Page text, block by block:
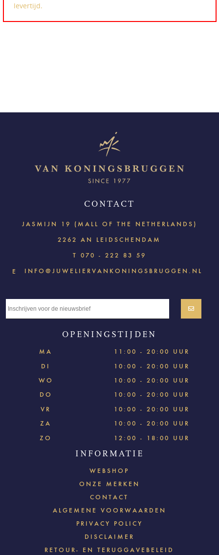
levertijd.
CONTACT
JASMIJN 19 (MALL OF THE NETHERLANDS)
2262 AN LEIDSCHENDAM
T 070 - 222 83 59
E INFO@JUWELIERVANKONINGSBRUGGEN.NL
OPENINGSTIJDEN
MA
11:00 - 20:00 UUR
DI
10:00 - 20:00 UUR
WO
10:00 - 20:00 UUR
DO
10:00 - 20:00 UUR
VR
10:00 - 20:00 UUR
ZA
10:00 - 20:00 UUR
ZO
12:00 - 18:00 UUR
INFORMATIE
WEBSHOP
ONZE MERKEN
CONTACT
ALGEMENE VOORWAARDEN
PRIVACY POLICY
DISCLAIMER
RETOUR- EN TERUGGAVEBELEID